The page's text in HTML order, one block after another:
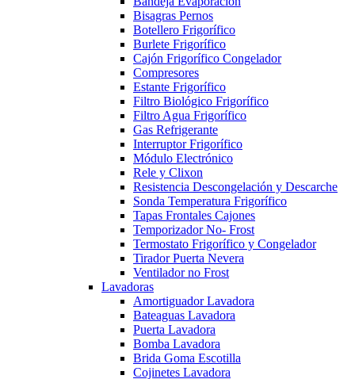
Bisagras Pernos
Botellero Frigorífico
Burlete Frigorífico
Cajón Frigorífico Congelador
Compresores
Estante Frigorífico
Filtro Biológico Frigorífico
Filtro Agua Frigorífico
Gas Refrigerante
Interruptor Frigorífico
Módulo Electrónico
Rele y Clixon
Resistencia Descongelación y Descarche
Sonda Temperatura Frigorífico
Tapas Frontales Cajones
Temporizador No- Frost
Termostato Frigorífico y Congelador
Tirador Puerta Nevera
Ventilador no Frost
Lavadoras
Amortiguador Lavadora
Bateaguas Lavadora
Puerta Lavadora
Bomba Lavadora
Brida Goma Escotilla
Cojinetes Lavadora